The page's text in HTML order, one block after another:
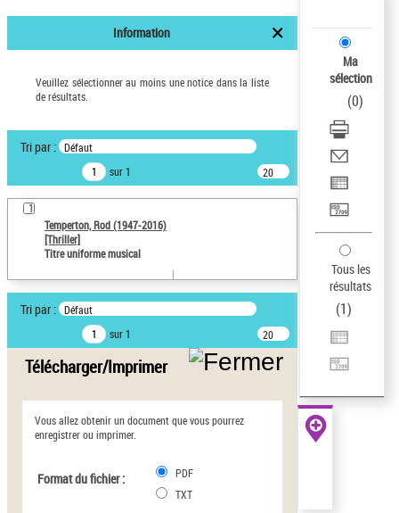
notices d’autorité
Temperton, Rod (1947-2016)
Sauvegarder votre
recherche
Type de notice d'autorité
Œuvre(1)
Titre uniforme musical
d’autorité
Auteur d’œuvre
Information
Veuillez sélectionner au moins une notice dans la liste
de résultats.
Tri par : Défaut
sur 1
20
résultats/page
1
Temperton, Rod (1947-2016)
[Thriller]
Titre uniforme musical
Tri par : Défaut
sur 1
20
résultats/page
Télécharger/Imprimer
Vous allez obtenir un document que vous pourrez
enregistrer ou imprimer.
Format du fichier :
PDF
TXT
Ma
sélection
(0)
Tous les
résultats
(1)